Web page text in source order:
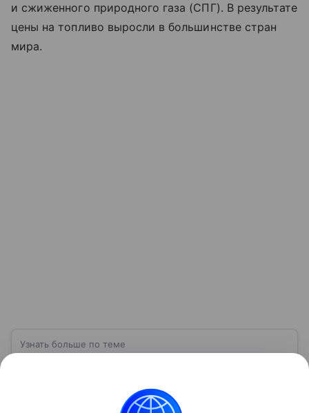
и сжиженного природного газа (СПГ). В результате
цены на топливо выросли в большинстве стран
мира.
Узнать больше по теме
В глобальном мире перемещение товаров и услуг
из одной страны в другую для продажи — это